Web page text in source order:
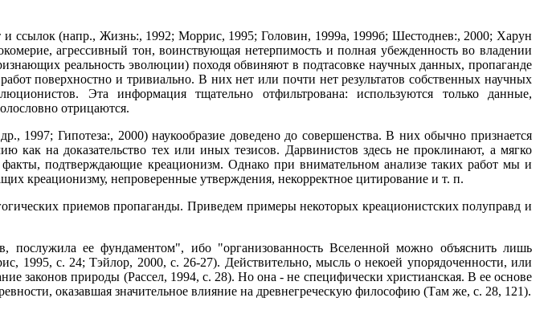
ссылок (напр., Жизнь:, 1992; Моррис, 1995; Головин, 1999а, 1999б; Шестоднев:, 2000; Харун
агрессивный тон, воинствующая нетерпимость и полная убежденность во владении
реальность эволюции) походя обвиняют в подтасовке научных данных, пропаганде
поверхностно и тривиально. В них нет или почти нет результатов собственных научных
Эта информация тщательно отфильтрована: используются только данные,
отрицаются.
Гипотеза:, 2000) наукообразие доведено до совершенства. В них обычно признается
на доказательство тех или иных тезисов. Дарвинистов здесь не проклинают, а мягко
подтверждающие креационизм. Однако при внимательном анализе таких работ мы и
креационизму, непроверенные утверждения, некорректное цитирование и т. п.
приемов пропаганды. Приведем примеры некоторых креационистских полуправд и
послужила ее фундаментом", ибо "организованность Вселенной можно объяснить лишь
1995, с. 24; Тэйлор, 2000, с. 26-27). Действительно, мысль о некоей упорядоченности, или
законов природы (Рассел, 1994, с. 28). Но она - не специфически христианская. В ее основе
оказавшая значительное влияние на древнегреческую философию (Там же, с. 28, 121).